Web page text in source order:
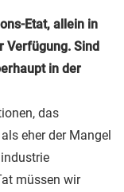
Etat, allein in
Verfügung. Sind
in der
das
eher der Mangel
müssen wir